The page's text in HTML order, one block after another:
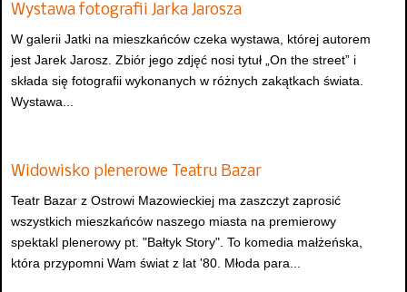
Wystawa fotografii Jarka Jarosza
W galerii Jatki na mieszkańców czeka wystawa, której autorem
jest Jarek Jarosz. Zbiór jego zdjęć nosi tytuł „On the street” i
składa się fotografii wykonanych w różnych zakątkach świata.
Wystawa...
Widowisko plenerowe Teatru Bazar
Teatr Bazar z Ostrowi Mazowieckiej ma zaszczyt zaprosić
wszystkich mieszkańców naszego miasta na premierowy
spektakl plenerowy pt. "Bałtyk Story". To komedia małżeńska,
która przypomni Wam świat z lat '80. Młoda para...